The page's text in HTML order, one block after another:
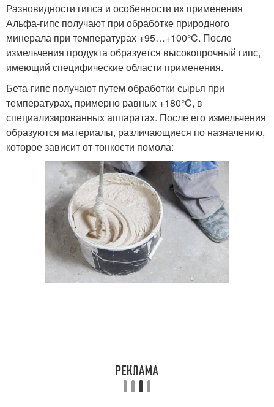
Разновидности гипса и особенности их применения
Альфа-гипс получают при обработке природного
минерала при температурах +95…+100°C. После
измельчения продукта образуется высокопрочный гипс,
имеющий специфические области применения.
Бета-гипс получают путем обработки сырья при
температурах, примерно равных +180°C, в
специализированных аппаратах. После его измельчения
образуются материалы, различающиеся по назначению,
которое зависит от тонкости помола: